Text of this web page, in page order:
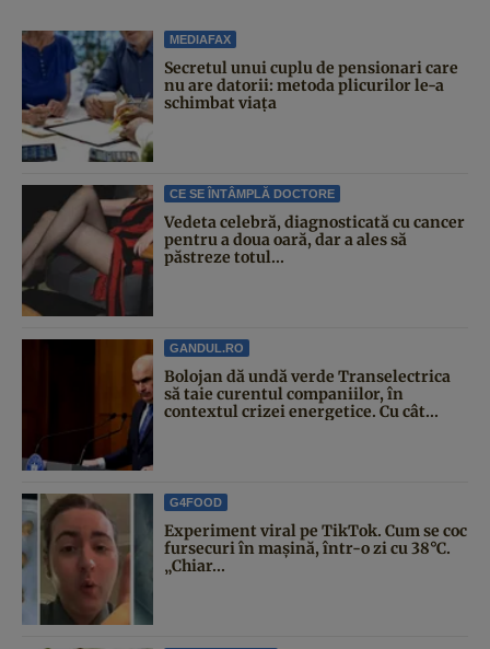
MEDIAFAX
Secretul unui cuplu de pensionari care
nu are datorii: metoda plicurilor le-a
schimbat viața
CE SE ÎNTÂMPLĂ DOCTORE
Vedeta celebră, diagnosticată cu cancer
pentru a doua oară, dar a ales să
păstreze totul...
GANDUL.RO
Bolojan dă undă verde Transelectrica
să taie curentul companiilor, în
contextul crizei energetice. Cu cât...
G4FOOD
Experiment viral pe TikTok. Cum se coc
fursecuri în mașină, într-o zi cu 38°C.
„Chiar...